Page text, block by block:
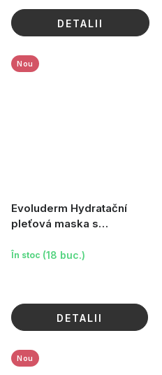
DETALII
Evoluderm Hydratační
pleťová maska s
g
Nou
În stoc (18 buc.)
DETALII
Nou